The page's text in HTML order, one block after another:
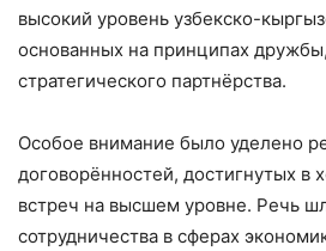
высокий уровень узбекско-
основанных на принципах
стратегического партнёрства.
Особое внимание было уделено
договорённостей, достигнутых в
встреч на высшем уровне. Речь
сотрудничества в сферах